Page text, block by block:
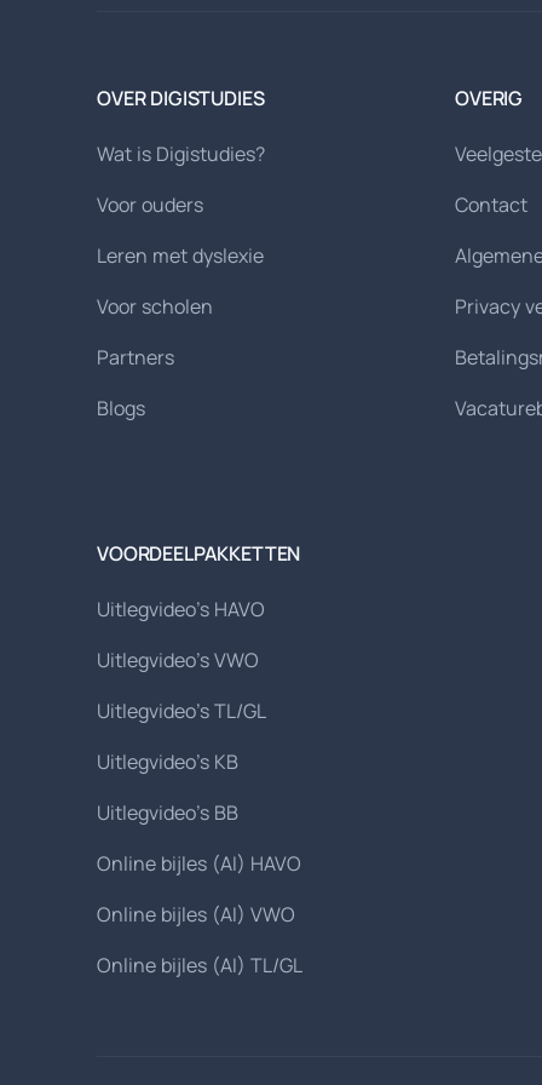
OVER DIGISTUDIES
Wat is Digistudies?
Voor ouders
Leren met dyslexie
Voor scholen
Partners
Blogs
OVERIG
Contact
Privacy
VOORDEELPAKKETTEN
Uitlegvideo's HAVO
Uitlegvideo's VWO
Uitlegvideo's TL/GL
Uitlegvideo's KB
Uitlegvideo's BB
Online bijles (AI) HAVO
Online bijles (AI) VWO
Online bijles (AI) TL/GL